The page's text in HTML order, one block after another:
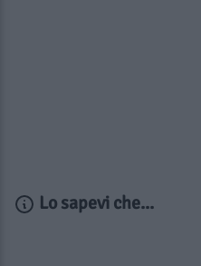
Lo sapevi che...